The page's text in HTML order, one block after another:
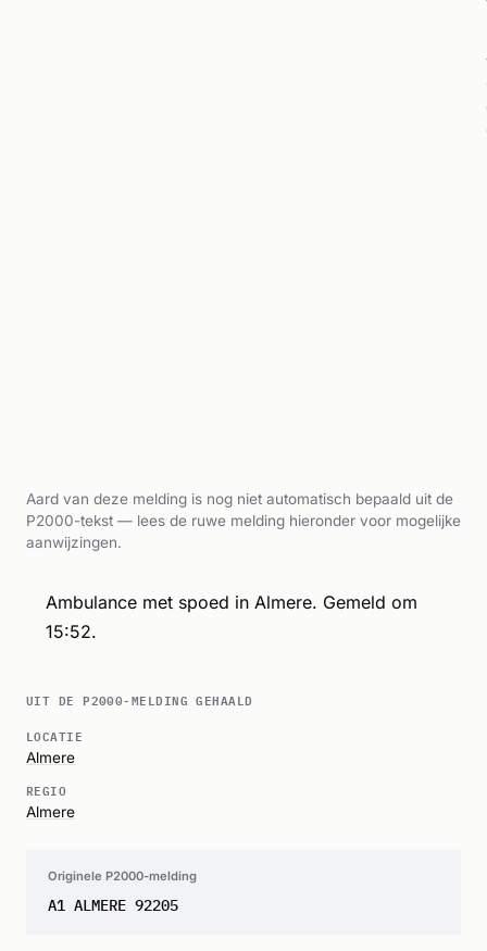
Aard van deze melding is nog niet automatisch bepaald uit de
P2000-tekst — lees de ruwe melding hieronder voor mogelijke
aanwijzingen.
Ambulance met spoed in Almere. Gemeld om
15:52.
UIT DE P2000-MELDING GEHAALD
LOCATIE
Almere
REGIO
Almere
Originele P2000-melding
A1 ALMERE 92205